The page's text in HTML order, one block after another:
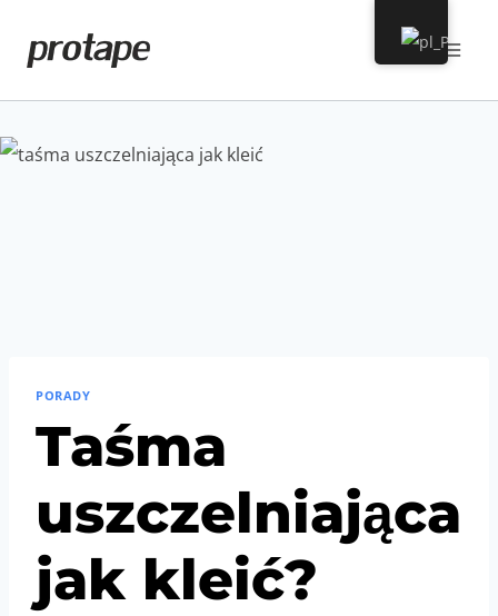
PORADY
Taśma
uszczelniająca
jak kleić?